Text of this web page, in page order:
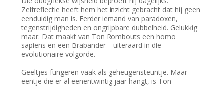
Zelfreflectie heeft hem het inzicht gebracht dat hij geen
eenduidig man is. Eerder iemand van paradoxen,
tegenstrijdigheden en ongrijpbare dubbelheid. Gelukkig
maar. Dat maakt van Ton Rombouts een homo
sapiens en een Brabander – uiteraard in die
evolutionaire volgorde.
Geeltjes fungeren vaak als geheugensteuntje. Maar
eentje die er al eenentwintig jaar hangt, is Ton